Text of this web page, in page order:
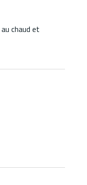
chaud et